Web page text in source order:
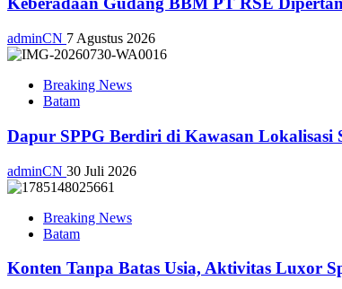
adminCN 7 Agustus 2026
Breaking News
Batam
Dapur SPPG Berdiri di Kawasan Lokalisasi
adminCN 30 Juli 2026
Breaking News
Batam
Konten Tanpa Batas Usia, Aktivitas Luxor